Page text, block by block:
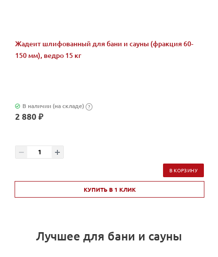
Жадеит шлифованный для бани и сауны (фракция 60-
150 мм), ведро 15 кг
В наличии (на складе) ?
2 880 ₽
В КОРЗИНУ
КУПИТЬ В 1 КЛИК
Лучшее для бани и сауны